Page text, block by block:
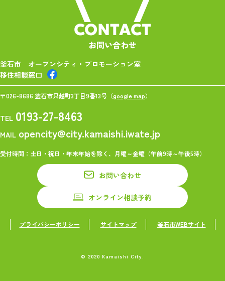
CONTACT
お問い合わせ
釜石市 オープンシティ・プロモーション室
移住相談窓口
〒026-8686 釜石市只越町3丁目9番13号（google map）
TEL 0193-27-8463
MAIL opencity@city.kamaishi.iwate.jp
受付時間：土日・祝日・年末年始を除く、月曜～金曜（午前9時～午後5時）
お問い合わせ
オンライン相談予約
プライバシーポリシー サイトマップ 釜石市WEBサイト
© 2020 Kamaishi City.